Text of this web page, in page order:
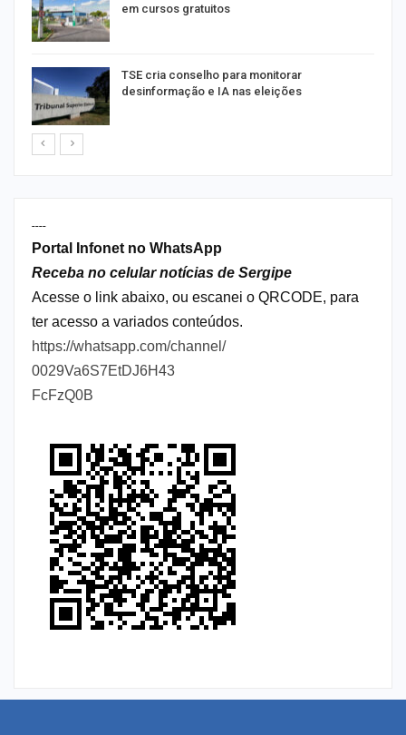
em cursos gratuitos
TSE cria conselho para monitorar
desinformação e IA nas eleições
----
Portal Infonet no WhatsApp
Receba no celular notícias de Sergipe
Acesse o link abaixo, ou escanei o QRCODE, para
ter acesso a variados conteúdos.
https://whatsapp.com/channel/
0029Va6S7EtDJ6H43
FcFzQ0B